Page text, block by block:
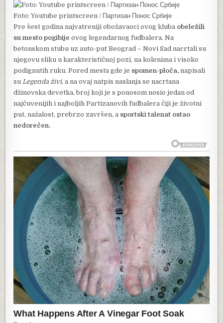
Foto: Youtube printscreen / Партизан Понос Србије
Pre šest godina najvatreniji obožavaoci ovog kluba obeležili
su mesto pogibije ovog legendarnog fudbalera. Na
betonskom stubu uz auto-put Beograd – Novi Sad nacrtali su
njegovu sliku u karakterističnoj pozi, na kolenima i visoko
podignutih ruku. Pored mesta gde je spomen-ploča, napisali
su Legenda živi, a na ovaj natpis naslanja se nacrtana
džinovska devetka, broj koji je s ponosom nosio jedan od
najčuvenijih i najboljih Partizanovih fudbalera čiji je životni
put, nažalost, prebrzo završen, a sportski talenat ostao
nedorečen.